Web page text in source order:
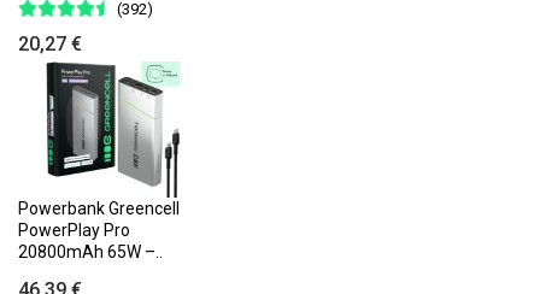
(392)
20,27 €
Powerbank Greencell
PowerPlay Pro
20800mAh 65W –..